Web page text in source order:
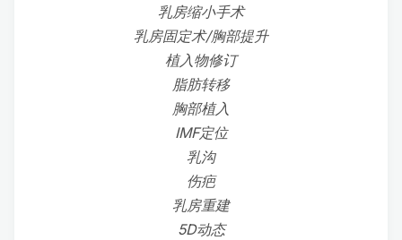
乳房缩小手术
乳房固定术/胸部提升
植入物修订
脂肪转移
胸部植入
IMF定位
乳沟
伤疤
乳房重建
5D动态